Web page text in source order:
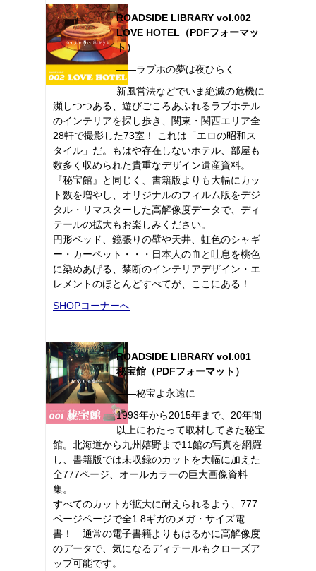
ROADSIDE LIBRARY vol.002
LOVE HOTEL（PDFフォーマッ
ト）
――ラブホの夢は夜ひらく
新風営法などでいま絶滅の危機に
瀕しつつある、遊びごころあふれるラブホテル
のインテリアを探し歩き、関東・関西エリア全
28軒で撮影した73室！ これは「エロの昭和ス
タイル」だ。もはや存在しないホテル、部屋も
数多く収められた貴重なデザイン遺産資料。
『秘宝館』と同じく、書籍版よりも大幅にカッ
ト数を増やし、オリジナルのフィルム版をデジ
タル・リマスターした高解像度データで、ディ
テールの拡大もお楽しみください。
円形ベッド、鏡張りの壁や天井、虹色のシャギ
ー・カーペット・・・日本人の血と吐息を桃色
に染めあげる、禁断のインテリアデザイン・エ
レメントのほとんどすべてが、ここにある！
SHOPコーナーへ
ROADSIDE LIBRARY vol.001
秘宝館（PDFフォーマット）
――秘宝よ永遠に
1993年から2015年まで、20年間
以上にわたって取材してきた秘宝
館。北海道から九州嬉野まで11館の写真を網羅
し、書籍版では未収録のカットを大幅に加えた
全777ページ、オールカラーの巨大画像資料
集。
すべてのカットが拡大に耐えられるよう、777
ページページで全1.8ギガのメガ・サイズ電
書！ 通常の電子書籍よりもはるかに高解像度
のデータで、気になるディテールもクローズア
ップ可能です。